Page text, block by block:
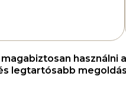
legtartósabb